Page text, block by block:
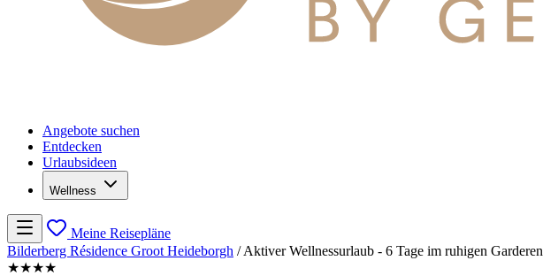
Angebote suchen
Entdecken
Urlaubsideen
Wellness
Meine Reisepläne
Bilderberg Résidence Groot Heideborgh / Aktiver Wellnessurlaub - 6 Tage im ruhigen Garderen
★★★★